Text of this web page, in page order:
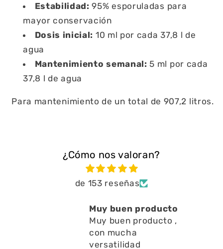
Estabilidad: 95% esporuladas para
mayor conservación
Dosis inicial: 10 ml por cada 37,8 l de
agua
Mantenimiento semanal: 5 ml por cada
37,8 l de agua
Para mantenimiento de un total de 907,2 litros.
¿Cómo nos valoran?
de 153 reseñas
Está muy bien
a limpiar residuos
en l
Está muy bien
a limpiar residuos